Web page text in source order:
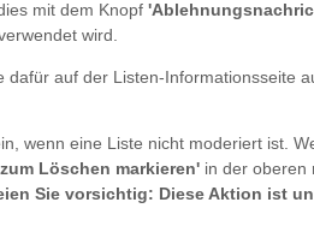
mit dem Knopf
wird.
dafür auf der Listen-Informationsseite
wenn eine Liste nicht moderiert ist.
Löschen markieren' in der oberen
Sie vorsichtig: Diese Aktion ist